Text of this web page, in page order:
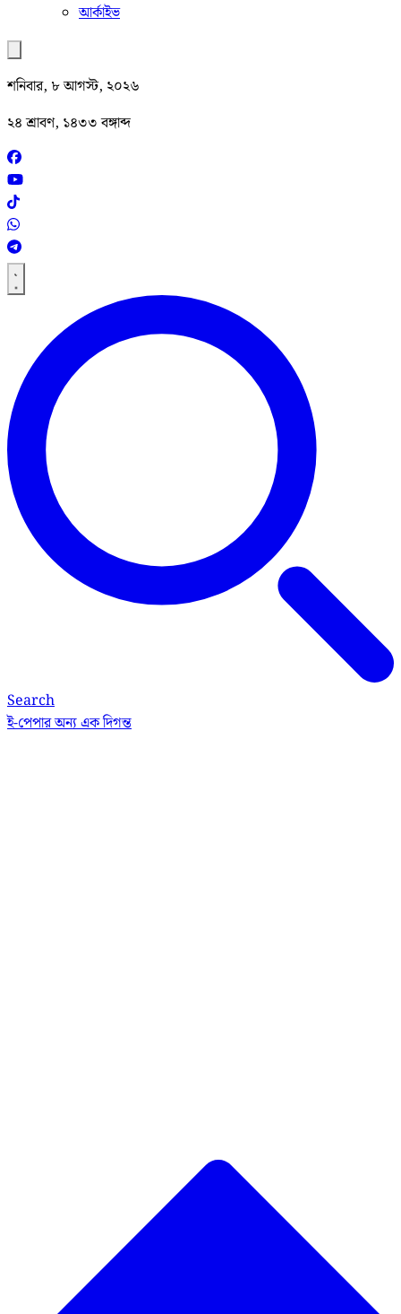
আর্কাইভ
শনিবার, ৮ আগস্ট, ২০২৬
২৪ শ্রাবণ, ১৪৩৩ বঙ্গাব্দ
Search
ই-পেপারঅন্য এক দিগন্ত